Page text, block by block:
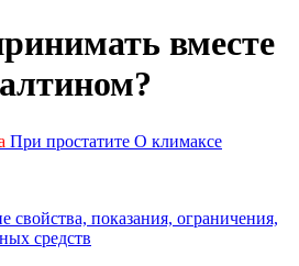
вместе
При простатите О климаксе
свойства, показания, ограничения,
средств